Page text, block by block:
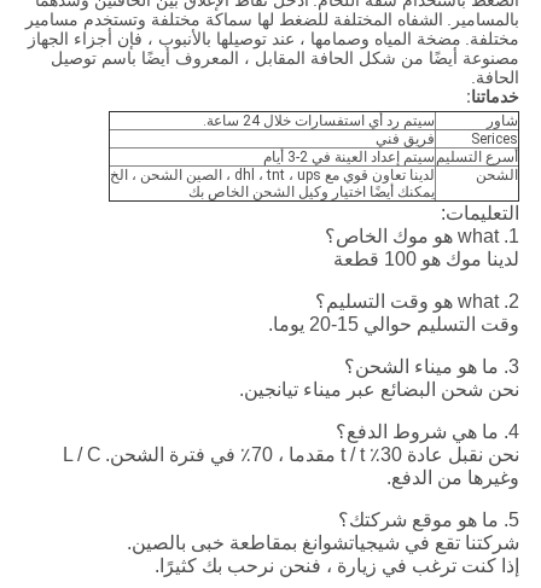
بالمسامير. الشفاه المختلفة للضغط لها سماكة مختلفة وتستخدم مسامير
مختلفة. مضخة المياه وصمامها ، عند توصيلها بالأنبوب ، فإن أجزاء الجهاز
مصنوعة أيضًا من شكل الحافة المقابل ، المعروف أيضًا باسم توصيل
الحافة.
خدماتنا:
شاور
سيتم رد أي استفسارات خلال 24 ساعة.
Serices
فريق فني
أسرع التسليم سيتم إعداد العينة في 2-3 أيام
الشحن
لدينا تعاون قوي مع dhl ، tnt ، ups ، الصين الشحن ، الخ
يمكنك أيضًا اختيار وكيل الشحن الخاص بك
التعليمات:
1. what هو موك الخاص؟
لدينا موك هو 100 قطعة
2. what هو وقت التسليم؟
وقت التسليم حوالي 15-20 يوما.
3. ما هو ميناء الشحن؟
نحن شحن البضائع عبر ميناء تيانجين.
4. ما هي شروط الدفع؟
نحن نقبل عادة 30٪ t / t مقدما ، 70٪ في فترة الشحن.
L / C
وغيرها من الدفع.
5. ما هو موقع شركتك؟
شركتنا تقع في شيجياتشوانغ بمقاطعة خبى بالصين.
إذا كنت ترغب في زيارة ، فنحن نرحب بك كثيرًا.